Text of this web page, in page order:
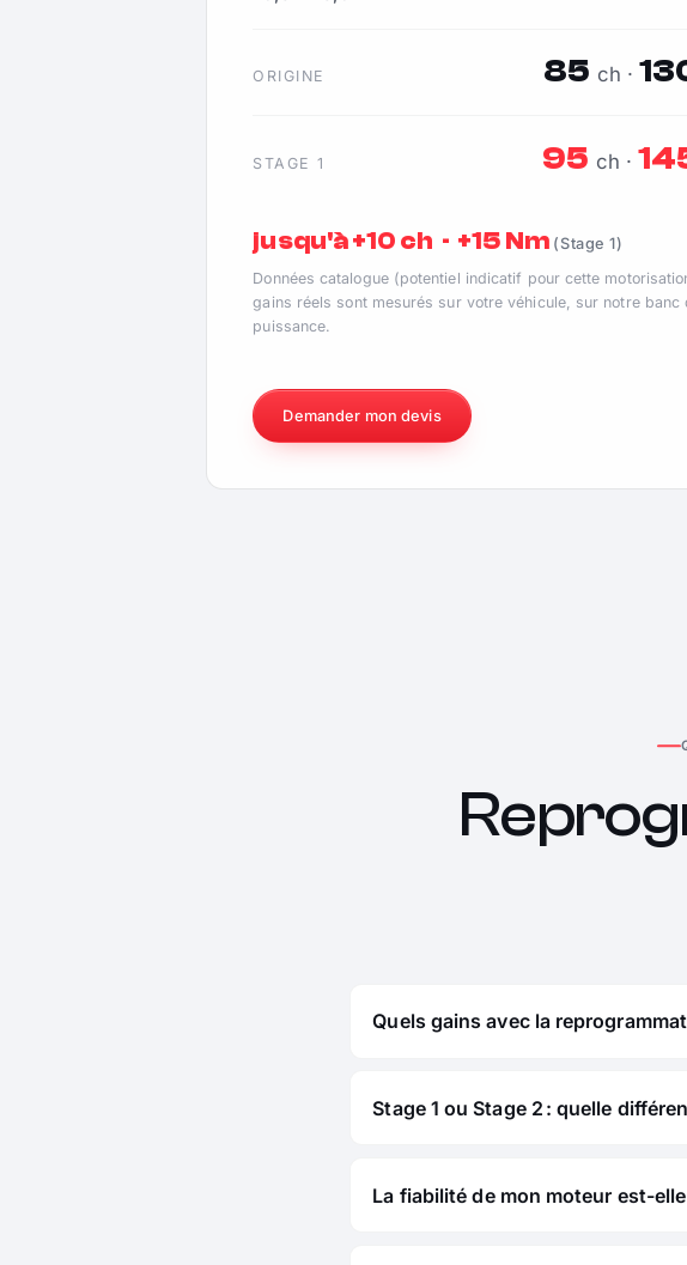
ORIGINE 85 ch ·
STAGE 1 95 ch ·
jusqu'à +10 ch · +15 Nm (Stage 1)
Données catalogue (potentiel indicatif pour cette
gains réels sont mesurés sur votre véhicule, sur notre banc
puissance.
Demander mon devis
Quels gains avec la
Stage 1 ou Stage 2 : quelle
La fiabilité de mon moteur est-